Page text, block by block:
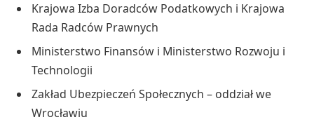
Krajowa Izba Doradców Podatkowych i Krajowa
Rada Radców Prawnych
Ministerstwo Finansów i Ministerstwo Rozwoju i
Technologii
Zakład Ubezpieczeń Społecznych – oddział we
Wrocławiu